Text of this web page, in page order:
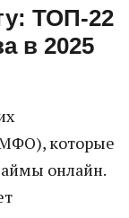
ТОП-22
в 2025
которые
онлайн.